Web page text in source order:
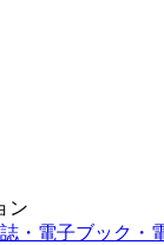
ン
・電子ブック・